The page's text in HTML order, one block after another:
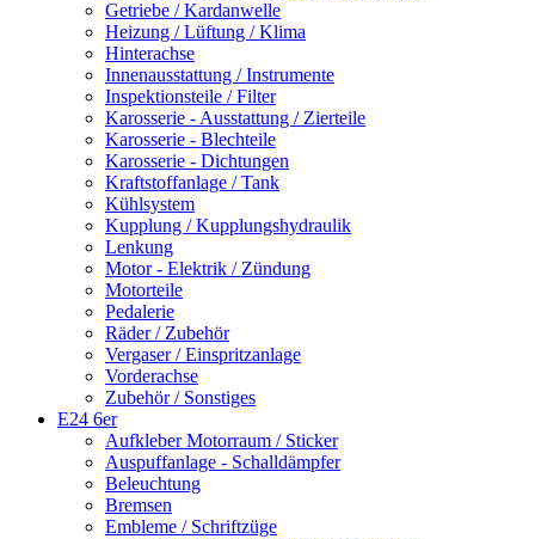
Getriebe / Kardanwelle
Heizung / Lüftung / Klima
Hinterachse
Innenausstattung / Instrumente
Inspektionsteile / Filter
Karosserie - Ausstattung / Zierteile
Karosserie - Blechteile
Karosserie - Dichtungen
Kraftstoffanlage / Tank
Kühlsystem
Kupplung / Kupplungshydraulik
Lenkung
Motor - Elektrik / Zündung
Motorteile
Pedalerie
Räder / Zubehör
Vergaser / Einspritzanlage
Vorderachse
Zubehör / Sonstiges
E24 6er
Aufkleber Motorraum / Sticker
Auspuffanlage - Schalldämpfer
Beleuchtung
Bremsen
Embleme / Schriftzüge